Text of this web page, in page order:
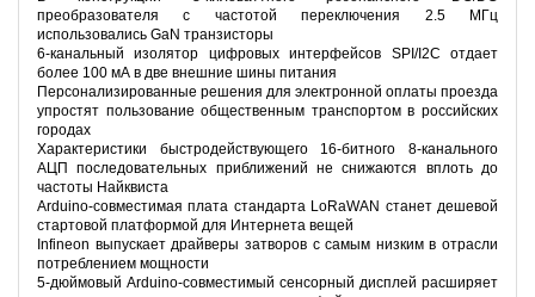
преобразователя с частотой переключения 2.5 МГц
использовались GaN транзисторы
6-канальный изолятор цифровых интерфейсов SPI/I2C отдает
более 100 мА в две внешние шины питания
Персонализированные решения для электронной оплаты проезда
упростят пользование общественным транспортом в российских
городах
Характеристики быстродействующего 16-битного 8-канального
АЦП последовательных приближений не снижаются вплоть до
частоты Найквиста
Arduino-совместимая плата стандарта LoRaWAN станет дешевой
стартовой платформой для Интернета вещей
Infineon выпускает драйверы затворов с самым низким в отрасли
потреблением мощности
5-дюймовый Arduino-совместимый сенсорный дисплей расширяет